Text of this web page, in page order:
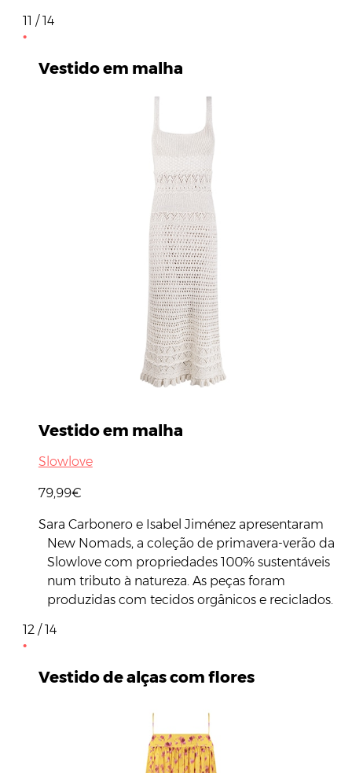
11 / 14
Vestido em malha
Vestido em malha
Slowlove
79,99€
Sara Carbonero e Isabel Jiménez apresentaram
New Nomads, a coleção de primavera-verão da
Slowlove com propriedades 100% sustentáveis
num tributo à natureza. As peças foram
produzidas com tecidos orgânicos e reciclados.
12 / 14
Vestido de alças com flores